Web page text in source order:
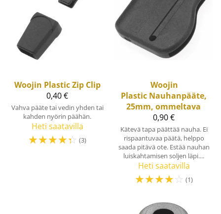
Woojin Plastic Zip Clip
0,40 €
Vahva pääte tai vedin yhden tai
kahden nyörin päähän.
Heti saatavilla
☆☆☆☆☆ (3)
Woojin
Plastic Nauhanpääte,
25mm, ommeltava
0,90 €
Kätevä tapa päättää nauha. Ei
rispaantuvaa päätä, helppo
saada pitävä ote. Estää nauhan
luiskahtamisen soljen läpi....
Heti saatavilla
☆☆☆☆☆ (1)